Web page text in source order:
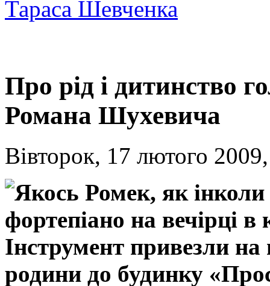
Тараса Шевченка
Про рід і дитинство
Романа Шухевича
Вівторок, 17 лютого
Якось Ромек, як
фортепіано на вечірці
Інструмент привезли на
родини до будинку